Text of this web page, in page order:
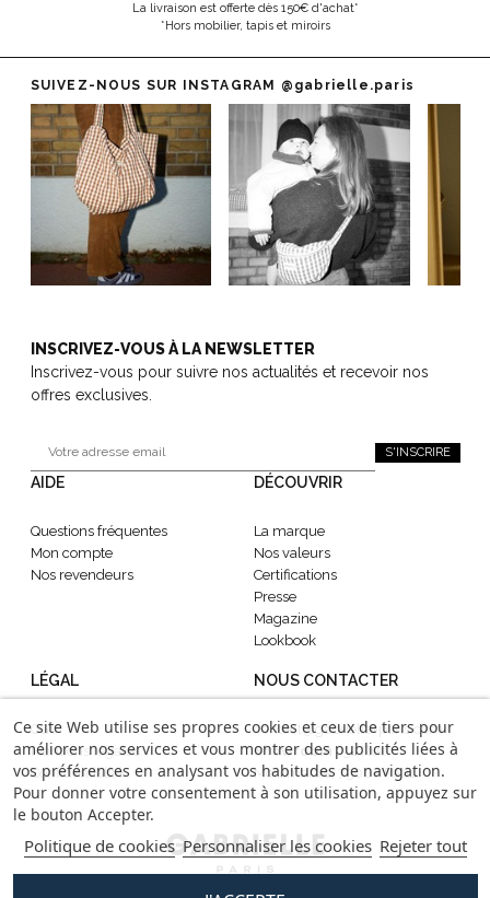
La livraison est offerte dès 150€ d'achat*
*Hors mobilier, tapis et miroirs
SUIVEZ-NOUS SUR INSTAGRAM @gabrielle.paris
INSCRIVEZ-VOUS À LA NEWSLETTER
Inscrivez-vous pour suivre nos actualités et recevoir nos
offres exclusives.
S'INSCRIRE
AIDE
Questions fréquentes
Mon compte
Nos revendeurs
DÉCOUVRIR
La marque
Nos valeurs
Certifications
Presse
Magazine
Lookbook
LÉGAL
CGV
Mentions légales
Confidentialité
NOUS CONTACTER
contact@gabrielle-paris.com
Showroom : 52 Rue
Montmartre, 75002 Paris
Ce site Web utilise ses propres cookies et ceux de tiers pour
améliorer nos services et vous montrer des publicités liées à
vos préférences en analysant vos habitudes de navigation.
Pour donner votre consentement à son utilisation, appuyez sur
le bouton Accepter.
Politique de cookies Personnaliser les cookies Rejeter tout